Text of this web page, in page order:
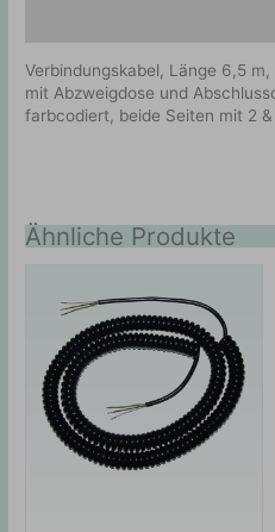
Verbindungskabel, Länge 6,5
mit Abzweigdose und
farbcodiert, beide Seiten mit 2
Ähnliche Produkte